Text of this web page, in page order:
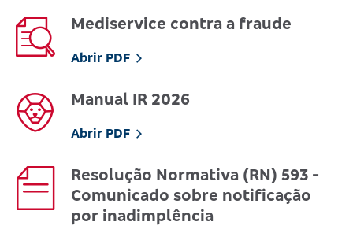
Mediservice contra a fraude
Abrir PDF
Manual IR 2026
Abrir PDF
Resolução Normativa (RN) 593 -
Comunicado sobre notificação
por inadimplência